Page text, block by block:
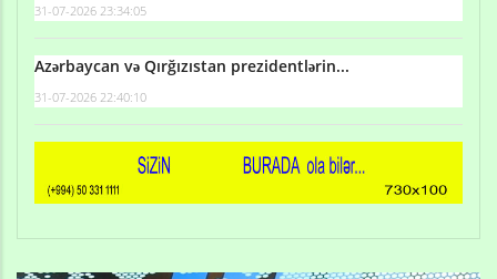
31-07-2026 23:34:05
Azərbaycan və Qırğızıstan prezidentlərin...
31-07-2026 22:40:10